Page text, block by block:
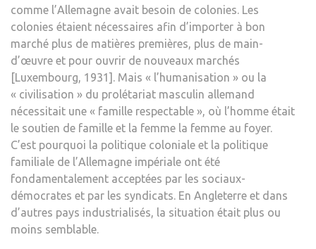
comme l’Allemagne avait besoin de colonies. Les
colonies étaient nécessaires afin d’importer à bon
marché plus de matières premières, plus de main-
d’œuvre et pour ouvrir de nouveaux marchés
[Luxembourg, 1931]. Mais « l’humanisation » ou la
« civilisation » du prolétariat masculin allemand
nécessitait une « famille respectable », où l’homme était
le soutien de famille et la femme la femme au foyer.
C’est pourquoi la politique coloniale et la politique
familiale de l’Allemagne impériale ont été
fondamentalement acceptées par les sociaux-
démocrates et par les syndicats. En Angleterre et dans
d’autres pays industrialisés, la situation était plus ou
moins semblable.